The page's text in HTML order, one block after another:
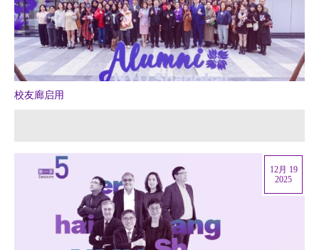
校友廊启用
12月 19
2025